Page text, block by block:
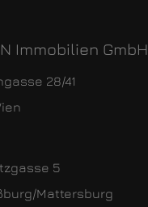
Immobilien GmbH
28/41
5
Mattersburg